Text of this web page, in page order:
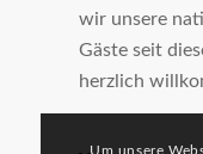
wir unsere
Gäste seit
herzlich
Um unsere